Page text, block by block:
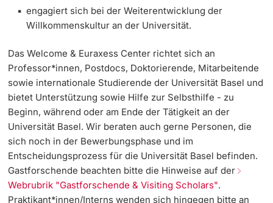
engagiert sich bei der Weiterentwicklung der
Willkommenskultur an der Universität.
Das Welcome & Euraxess Center richtet sich an
Professor*innen, Postdocs, Doktorierende, Mitarbeitende
sowie internationale Studierende der Universität Basel und
bietet Unterstützung sowie Hilfe zur Selbsthilfe - zu
Beginn, während oder am Ende der Tätigkeit an der
Universität Basel. Wir beraten auch gerne Personen, die
sich noch in der Bewerbungsphase und im
Entscheidungsprozess für die Universität Basel befinden.
Gastforschende beachten bitte die Hinweise auf der
Webrubrik "Gastforschende & Visiting Scholars".
Praktikant*innen/Interns wenden sich hingegen bitte an